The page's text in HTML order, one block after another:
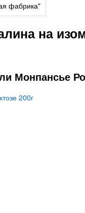
фабрика"
на
Монпансье